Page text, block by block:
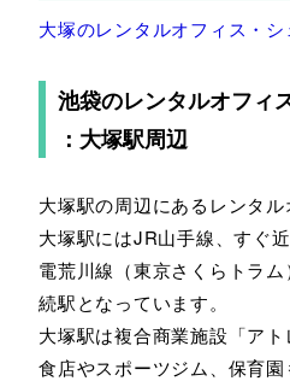
大塚のレンタルオフィス・
池袋のレンタルオフィ
：大塚駅周辺
大塚駅の周辺にあるレンタル
大塚駅にはJR山手線、すぐ
電荒川線（東京さくらトラ
続駅となっています。
大塚駅は複合商業施設「ア
食店やスポーツジム、保育園